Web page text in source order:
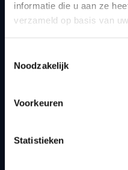
informatie die u aan ze
verzameld op basis van
Noodzakelijk
Voorkeuren
Statistieken
Snel naar
Webmail
Lesroosters
Info voor